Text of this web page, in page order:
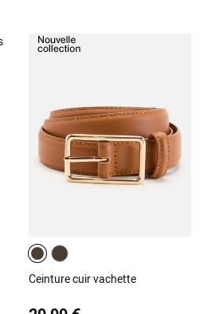
Ceinture cuir vachette